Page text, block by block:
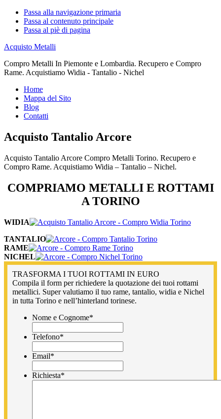
Passa alla navigazione primaria
Passa al contenuto principale
Passa al piè di pagina
Acquisto Metalli
Compro Metalli In Piemonte e Lombardia. Recupero e Compro
Rame. Acquistiamo Widia - Tantalio - Nichel
Home
Mappa del Sito
Blog
Contatti
Acquisto Tantalio Arcore
Acquisto Tantalio Arcore Compro Metalli Torino. Recupero e
Compro Rame. Acquistiamo Widia – Tantalio – Nichel.
COMPRIAMO METALLI E ROTTAMI
A TORINO
WIDIA
TANTALIO
RAME
NICHEL
TRASFORMA I TUOI ROTTAMI IN EURO
Compila il form per richiedere la quotazione dei tuoi rottami
metallici. Super valutiamo il tuo rame, tantalio, widia e Nichel
in tutta Torino e nell’hinterland torinese.
Nome e Cognome*
Telefono*
Email*
Richiesta*